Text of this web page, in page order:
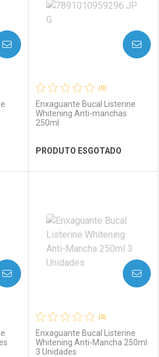
Ver Desconto Convênio
(0)
Enxaguante Bucal Listerine
Whitening Anti-manchas
250ml
PRODUTO ESGOTADO
AVISE-ME
Laboratório
Por Menos
(0)
Enxaguante Bucal Listerine
Whitening Anti-Mancha 250ml
3 Unidades
AVISE-ME